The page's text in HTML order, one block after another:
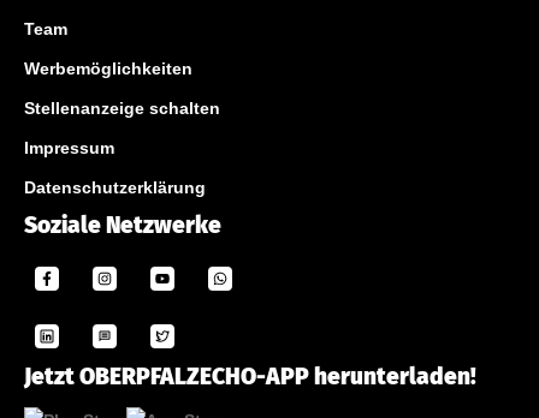
Team
Werbemöglichkeiten
Stellenanzeige schalten
Impressum
Datenschutzerklärung
Soziale Netzwerke
Jetzt OBERPFALZECHO-APP herunterladen!